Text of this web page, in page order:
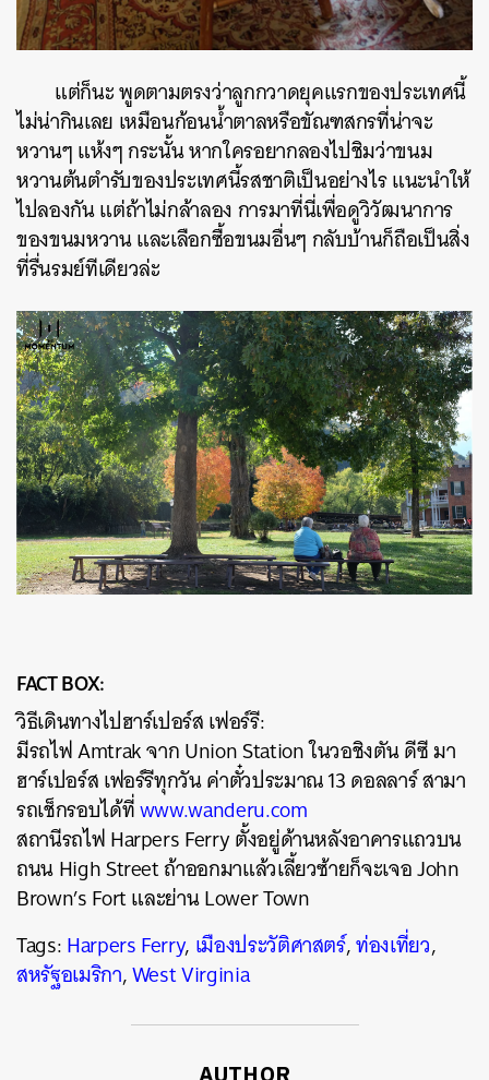
แต่ก็นะ พูดตามตรงว่าลูกกวาดยุคแรกของประเทศนี้
ไม่น่ากินเลย เหมือนก้อนน้ำตาลหรือขัณฑสกรที่น่าจะ
หวานๆ แห้งๆ กระนั้น หากใครอยากลองไปชิมว่าขนม
หวานต้นตำรับของประเทศนี้รสชาติเป็นอย่างไร แนะนำให้
ไปลองกัน แต่ถ้าไม่กล้าลอง การมาที่นี่เพื่อดูวิวัฒนาการ
ของขนมหวาน และเลือกซื้อขนมอื่นๆ กลับบ้านก็ถือเป็นสิ่ง
ที่รื่นรมย์ทีเดียวล่ะ
FACT BOX:
วิธีเดินทางไปฮาร์เปอร์ส เฟอร์รี:
มีรถไฟ Amtrak จาก Union Station ในวอชิงตัน ดีซี มา
ฮาร์เปอร์ส เฟอร์รีทุกวัน ค่าตั๋วประมาณ 13 ดอลลาร์ สามา
รถเช็กรอบได้ที่www.wanderu.com
สถานีรถไฟ Harpers Ferry ตั้งอยู่ด้านหลังอาคารแถวบน
ถนน High Street ถ้าออกมาแล้วเลี้ยวซ้ายก็จะเจอ John
Brown’s Fort และย่าน Lower Town
Tags:Harpers Ferry, เมืองประวัติศาสตร์,ท่องเที่ยว,
สหรัฐอเมริกา,West Virginia